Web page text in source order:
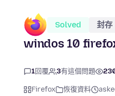
Solved 封存
windos 10
1回覆 3有這個問題
Firefox 恢復資料